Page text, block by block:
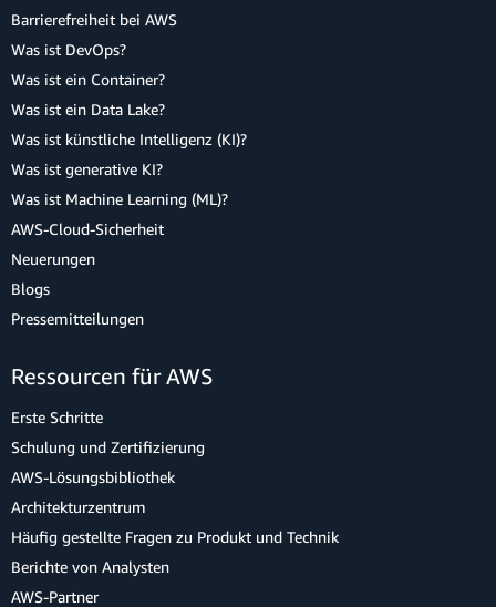
Barrierefreiheit bei AWS
Was ist DevOps?
Was ist ein Container?
Was ist ein Data Lake?
Was ist künstliche Intelligenz (KI)?
Was ist generative KI?
Was ist Machine Learning (ML)?
AWS-Cloud-Sicherheit
Neuerungen
Blogs
Pressemitteilungen
Ressourcen für AWS
Erste Schritte
Schulung und Zertifizierung
AWS-Lösungsbibliothek
Architekturzentrum
Häufig gestellte Fragen zu Produkt und Technik
Berichte von Analysten
AWS-Partner